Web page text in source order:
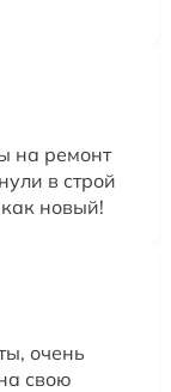
на ремонт
в строй
новый!
очень
свою